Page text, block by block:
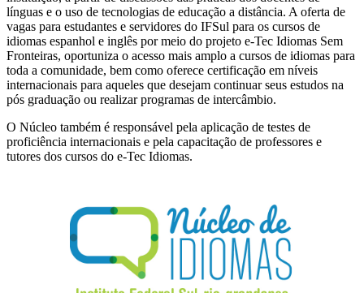
línguas e o uso de tecnologias de educação a distância. A oferta de
vagas para estudantes e servidores do IFSul para os cursos de
idiomas espanhol e inglês por meio do projeto e-Tec Idiomas Sem
Fronteiras, oportuniza o acesso mais amplo a cursos de idiomas para
toda a comunidade, bem como oferece certificação em níveis
internacionais para aqueles que desejam continuar seus estudos na
pós graduação ou realizar programas de intercâmbio.
O Núcleo também é responsável pela aplicação de testes de
proficiência internacionais e pela capacitação de professores e
tutores dos cursos do e-Tec Idiomas.